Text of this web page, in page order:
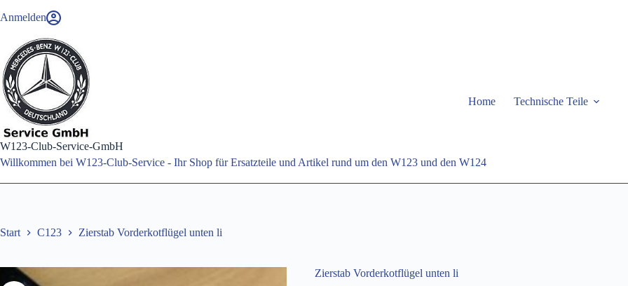
Inhalt
Anmelden
W123-Club-Service-GmbH
Willkommen bei W123-Club-Service - Ihr Shop für Ersatzteile und Artikel rund um den W123 und den W124
Home Technische Teile
Start C123 Zierstab Vorderkotflügel unten li
Zierstab Vorderkotflügel unten li